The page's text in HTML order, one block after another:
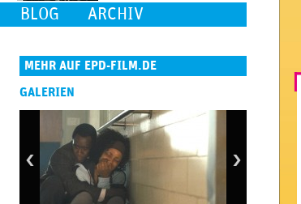
BLOG ARCHIV
MEHR AUF EPD-FILM.DE
GALERIEN